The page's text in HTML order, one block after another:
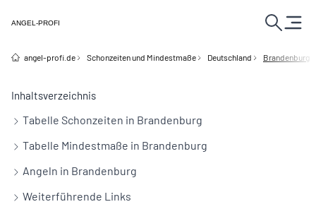
ANGEL-PROFI
angel-profi.de Schonzeiten und Mindestmaße Deutschland Brandenburg
Inhaltsverzeichnis
Tabelle Schonzeiten in Brandenburg
Tabelle Mindestmaße in Brandenburg
Angeln in Brandenburg
Weiterführende Links